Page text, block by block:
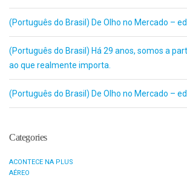
(Português do Brasil) De Olho no Mercado –
(Português do Brasil) Há 29 anos, somos a
ao que realmente importa.
(Português do Brasil) De Olho no Mercado –
Categories
ACONTECE NA PLUS
AÉREO